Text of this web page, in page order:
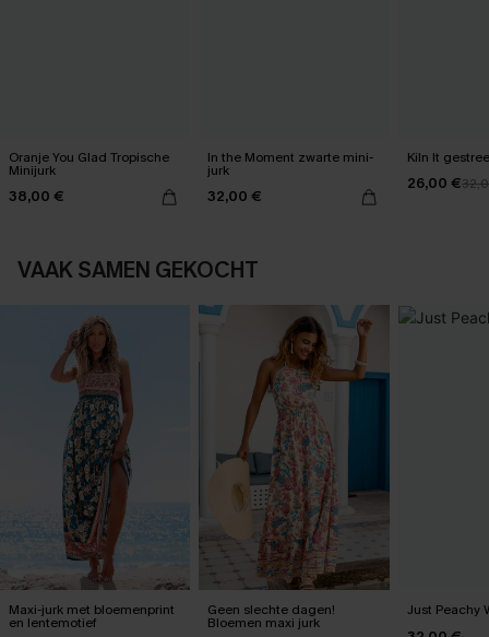
Oranje You Glad Tropische
Minijurk
38,00 €
In the Moment zwarte mini-
jurk
32,00 €
Kiln It
26,00 €
VAAK SAMEN GEKOCHT
Maxi-jurk met bloemenprint
en lentemotief
Geen slechte dagen!
Bloemen maxi jurk
Just Peachy